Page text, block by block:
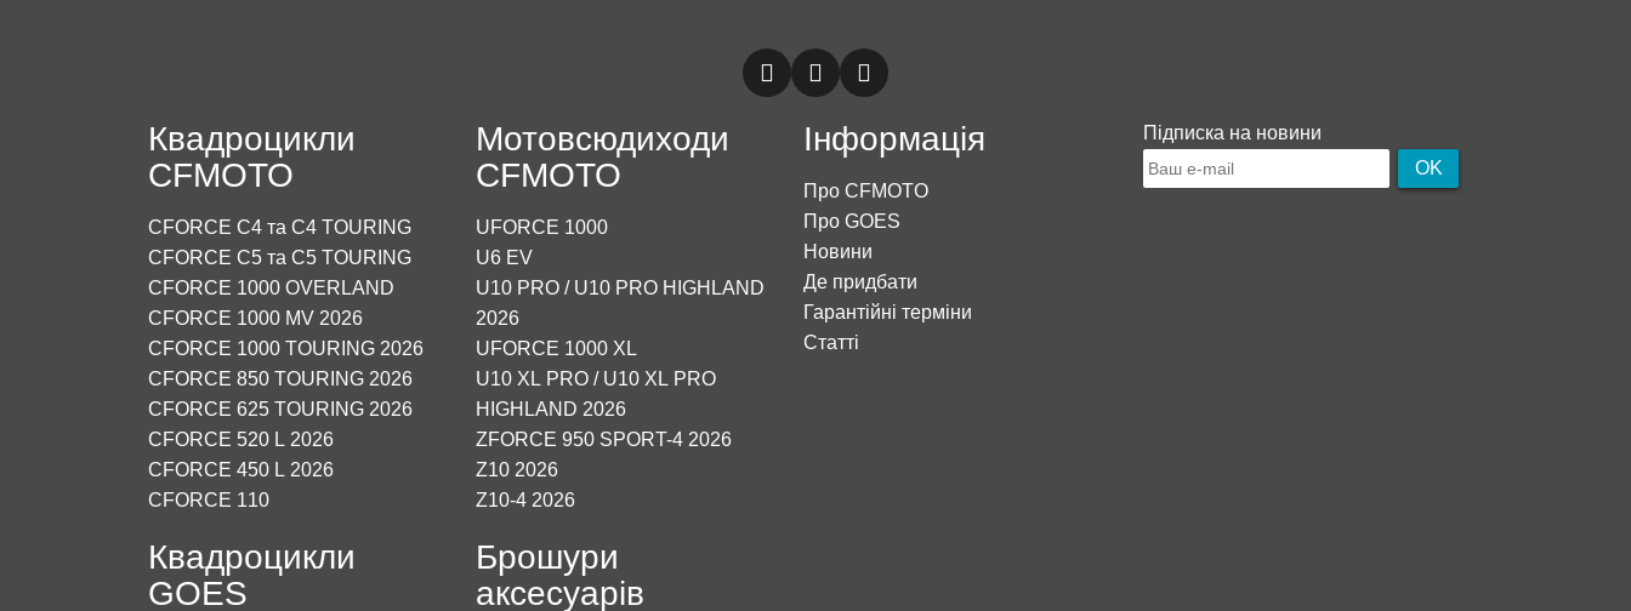
Квадроцикли
CFMOTO
CFORCE C4 та C4 TOURING
CFORCE C5 та C5 TOURING
CFORCE 1000 OVERLAND
CFORCE 1000 MV 2026
CFORCE 1000 TOURING 2026
CFORCE 850 TOURING 2026
CFORCE 625 TOURING 2026
CFORCE 520 L 2026
CFORCE 450 L 2026
CFORCE 110
Квадроцикли
GOES
Мотовсюдиходи
CFMOTO
UFORCE 1000
U6 EV
U10 PRO / U10 PRO HIGHLAND
2026
UFORCE 1000 XL
U10 XL PRO / U10 XL PRO
HIGHLAND 2026
ZFORCE 950 SPORT-4 2026
Z10 2026
Z10-4 2026
Брошури
аксесуарів
Інформація
Про CFMOTO
Про GOES
Новини
Де придбати
Гарантійні терміни
Статті
Підписка на новини
OK